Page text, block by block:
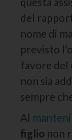
del
nome di
previsto
favore del
non sia
sempre
Al
figlio non